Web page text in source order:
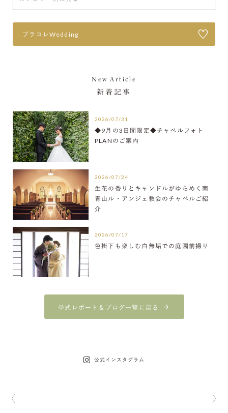
プラコレWedding
New Article
新着記事
2026/07/31
◆9月の3日間限定◆チャペルフォト
PLANのご案内
2026/07/24
生花の香りとキャンドルがゆらめく南
青山ル・アンジェ教会のチャペルご紹
介
2026/07/17
色掛下も楽しむ白無垢での庭園前撮り
挙式レポート＆ブログ一覧に戻る
公式インスタグラム